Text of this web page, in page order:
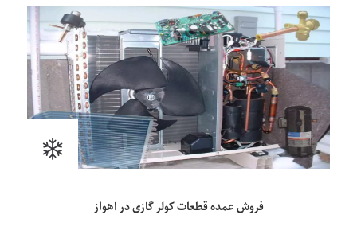
فروش عمده قطعات کولر گازی در اهواز